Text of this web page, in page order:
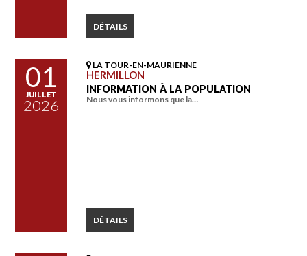
DÉTAILS
01
JUILLET
2026
LA TOUR-EN-MAURIENNE
HERMILLON
INFORMATION À LA POPULATION
Nous vous informons que la…
DÉTAILS